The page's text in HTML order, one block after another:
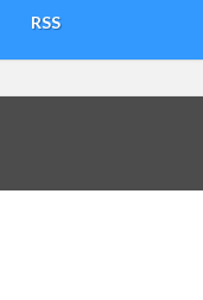
RSS